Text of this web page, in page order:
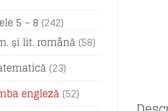
5 – 8 (242)
și lit. română (58)
(23)
engleză (52)